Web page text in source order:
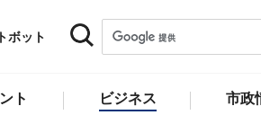
ボット
ト ビジネス 市政